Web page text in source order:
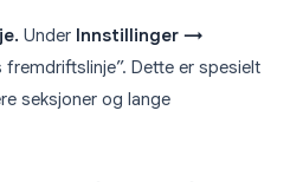
Under Innstillinger →
fremdriftslinje”. Dette er spesielt
seksjoner og lange